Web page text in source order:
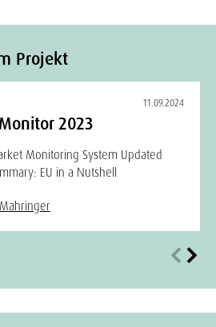
Projekt
11.09.2024
2023
Monitoring System Updated
EU in a Nutshell